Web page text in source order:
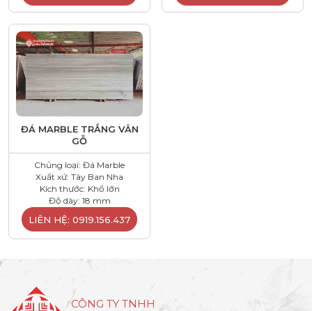
ĐÁ MARBLE TRẮNG VÂN
GỖ
Chủng loại: Đá Marble
Xuất xứ: Tây Ban Nha
Kích thước: Khổ lớn
Độ dày: 18 mm
LIÊN HỆ: 0919.156.437
CÔNG TY TNHH